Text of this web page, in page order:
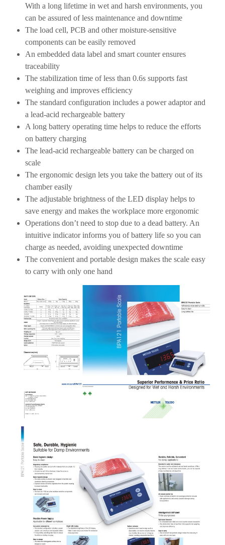
With a long lifetime in wet and harsh environments, you
can be assured of less maintenance and downtime
The load cell, PCB and other moisture-sensitive
components can be easily removed
An embedded data label and smart counter ensures
traceability
The stabilization time of less than 0.6s supports fast
weighing and improves efficiency
The standard configuration includes a power adaptor and
a lead-acid rechargeable battery
A long battery operating time helps to reduce the efforts
on battery charging
The lead-acid rechargeable battery can be charged on
scale
The ergonomic design lets you take the battery out of its
chamber easily
The adjustable brightness of the LED display helps to
save energy and makes the workplace more ergonomic
Operations don’t need to stop due to a dead battery. An
intuitive indicator informs you of battery life so you can
charge as needed, avoiding unexpected downtime
The convenient and portable design makes the scale easy
to carry with only one hand